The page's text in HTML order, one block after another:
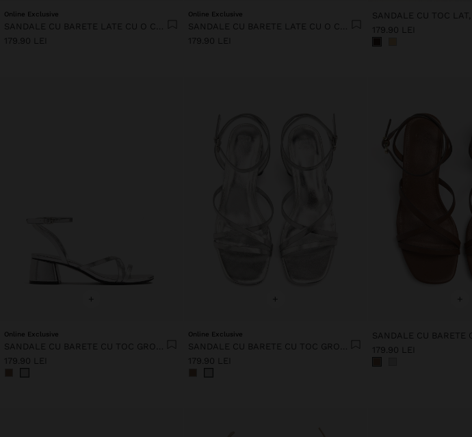
Online Exclusive
SANDALE CU BARETE LATE CU O CATARAMĂ
179.90 LEI
Online Exclusive
SANDALE CU BARETE LATE CU O CATARAMĂ
179.90 LEI
179.90 LEI
+
Online Exclusive
179.90 LEI
+
Online Exclusive
179.90 LEI
+
179.90 LEI